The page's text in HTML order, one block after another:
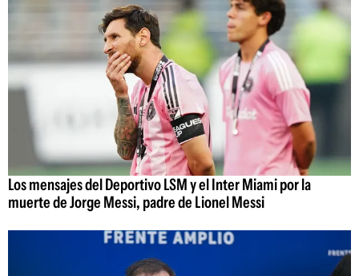
Los mensajes del Deportivo LSM y el Inter Miami por la
muerte de Jorge Messi, padre de Lionel Messi